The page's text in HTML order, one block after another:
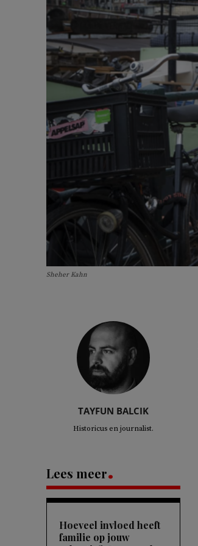
Sheher Kahn
TAYFUN BALCIK
Historicus en journalist.
Lees meer
Hoeveel invloed heeft
familie op jouw